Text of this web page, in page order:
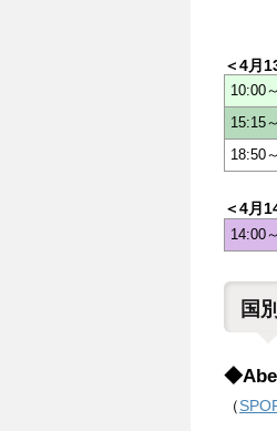
＜4月
10:00
15:15
18:50
＜4月
14:00
国
（